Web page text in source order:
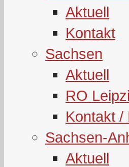
Aktuell
Kontakt
Sachsen
Aktuell
RO
Kontakt /
Sachsen-
Aktuell